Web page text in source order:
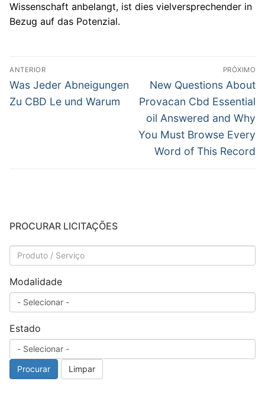
Wissenschaft anbelangt, ist dies vielversprechender in
Bezug auf das Potenzial.
Navegação
de
Post
ANTERIOR
Post
anterior:
Was Jeder Abneigungen
Zu CBD Le und Warum
PRÓXIMO
Próximo
post:
New Questions About
Provacan Cbd Essential
oil Answered and Why
You Must Browse Every
Word of This Record
PROCURAR LICITAÇÕES
Modalidade
Estado
Procurar Limpar